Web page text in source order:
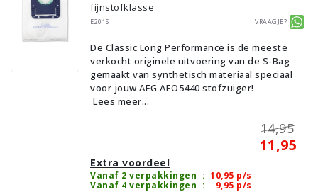
fijnstofklasse
E201S
Vraagje?
De Classic Long Performance is de meeste
verkocht originele uitvoering van de S-Bag
gemaakt van synthetisch materiaal speciaal
voor jouw AEG AEO5440 stofzuiger!
Lees meer...
14,95
11,95
Extra voordeel
Vanaf 2 verpakkingen : 10,95 p/s
Vanaf 4 verpakkingen : 9,95 p/s